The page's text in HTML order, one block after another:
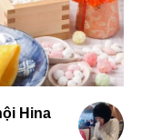
Hina